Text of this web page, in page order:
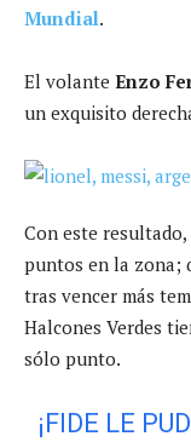
Mundial.
El volante Enzo
un exquisito
Con este
puntos en la zona;
tras vencer más
Halcones Verdes
sólo punto.
¡FIDE LE